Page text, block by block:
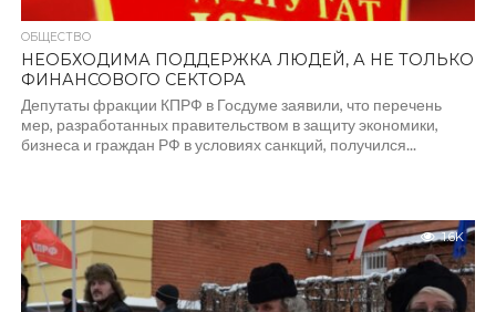
ОБЩЕСТВО
НЕОБХОДИМА ПОДДЕРЖКА ЛЮДЕЙ, А НЕ ТОЛЬКО
ФИНАНСОВОГО СЕКТОРА
Депутаты фракции КПРФ в Госдуме заявили, что перечень
мер, разработанных правительством в защиту экономики,
бизнеса и граждан РФ в условиях санкций, получился...
1.6K